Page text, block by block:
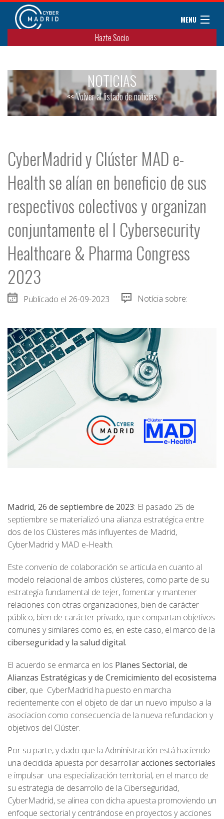
MENU
Sobre CyberMadrid
Noticias
Convenios
Miembros
Hazte Socio
NOTICIAS
<< Volver al listado de noticias
CyberMadrid y Clúster MAD e-
Health se alían en beneficio de sus
respectivos colectivos y organizan
conjuntamente el I Cybersecurity
Healthcare & Pharma Congress
2023
Publicado el 26-09-2023 Notícia sobre:
Madrid, 26 de septiembre de 2023: El pasado 25 de
septiembre se materializó una alianza estratégica entre
dos de los Clústeres más influyentes de Madrid,
CyberMadrid y MAD e-Health.
Este convenio de colaboración se articula en cuanto al
modelo relacional de ambos clústeres, como parte de su
estrategia fundamental de tejer, fomentar y mantener
relaciones con otras organizaciones, bien de carácter
público, bien de carácter privado, que compartan objetivos
comunes y similares como es, en este caso, el marco de la
ciberseguridad y la salud digital.
El acuerdo se enmarca en los Planes Sectorial, de
Alianzas Estratégicas y de Cremicimiento del ecosistema
ciber, que CyberMadrid ha puesto en marcha
recientemente con el objeto de dar un nuevo impulso a la
asociacion como consecuencia de la nueva refundacion y
objetivos del Clúster.
Por su parte, y dado que la Administración está haciendo
una decidida apuesta por desarrollaracciones sectoriales
e impulsar una especialización territorial, en el marco de
su estrategia de desarrollo de la Ciberseguridad,
CyberMadrid, se alinea con dicha apuesta promoviendo un
enfoque sectorial y centrándose en proyectos y acciones